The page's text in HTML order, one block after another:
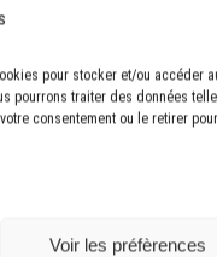
pour stocker et/ou accéder
pourrons traiter des données
consentement ou le retirer
Voir les préfèrences